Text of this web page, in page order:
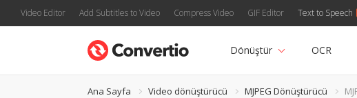
Video Editor Add Subtitles to Video Compress Video GIF Editor Text to Speech
Dönüştür OCR
Ana Sayfa Video dönüştürücü MJPEG Dönüştürücü